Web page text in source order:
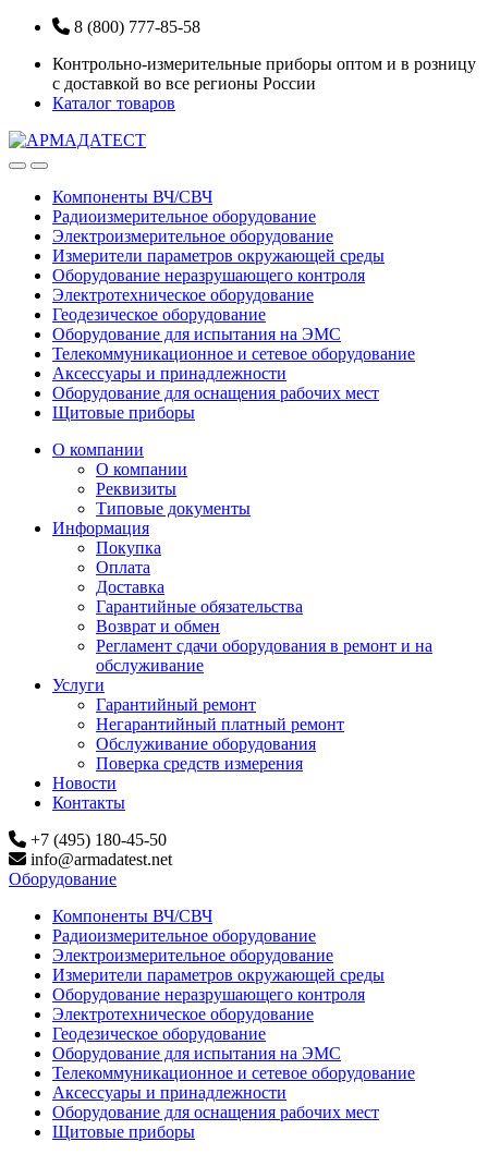
Перейти
навигации
Перейти
содержанию
8 (800) 777-85-58
Контрольно-измерительные приборы оптом и в розницу
с доставкой во все регионы России
Каталог товаров
OpenClose
Компоненты ВЧ/СВЧ
Радиоизмерительное оборудование
Электроизмерительное оборудование
Измерители параметров окружающей среды
Оборудование неразрушающего контроля
Электротехническое оборудование
Геодезическое оборудование
Оборудование для испытания на ЭМС
Телекоммуникационное и сетевое оборудование
Аксессуары и принадлежности
Оборудование для оснащения рабочих мест
Щитовые приборы
О компании
О компании
Реквизиты
Типовые документы
Информация
Покупка
Оплата
Доставка
Гарантийные обязательства
Возврат и обмен
Регламент сдачи оборудования в ремонт и на
обслуживание
Услуги
Гарантийный ремонт
Негарантийный платный ремонт
Обслуживание оборудования
Поверка средств измерения
Новости
Контакты
+7 (495) 180-45-50
info@armadatest.net
Оборудование
Компоненты ВЧ/СВЧ
Радиоизмерительное оборудование
Электроизмерительное оборудование
Измерители параметров окружающей среды
Оборудование неразрушающего контроля
Электротехническое оборудование
Геодезическое оборудование
Оборудование для испытания на ЭМС
Телекоммуникационное и сетевое оборудование
Аксессуары и принадлежности
Оборудование для оснащения рабочих мест
Щитовые приборы